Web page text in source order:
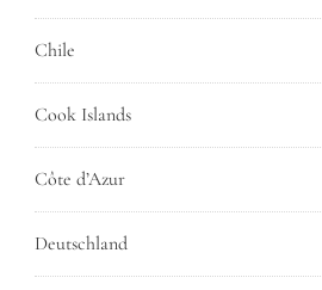
Chile
Cook Islands
Côte d’Azur
Deutschland